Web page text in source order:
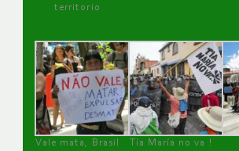
territorio
Vale mata, Brasil Tía María no va !